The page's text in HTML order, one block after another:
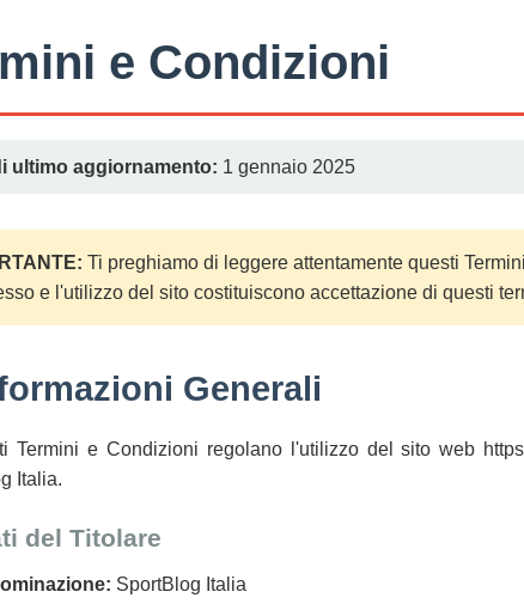
e Condizioni
ultimo aggiornamento: 1 gennaio 2025
Ti preghiamo di leggere attentamente questi
e l'utilizzo del sito costituiscono accettazione di questi
Generali
Termini e Condizioni regolano l'utilizzo del sito web
Italia.
del Titolare
SportBlog Italia